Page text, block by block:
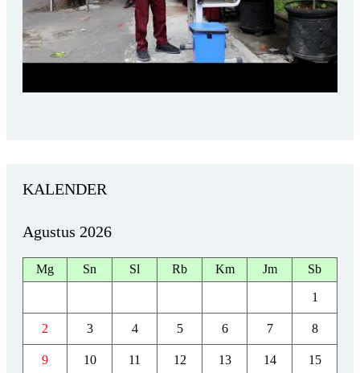
KALENDER
Agustus 2026
Mg Sn Sl Rb Km Jm Sb
1
2 3 4 5 6 7 8
9 10 11 12 13 14 15